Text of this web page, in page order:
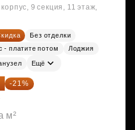
9 секция, 11 этаж,
Без отделки
- платите потом
Лоджия
Ещё
-21%
м²